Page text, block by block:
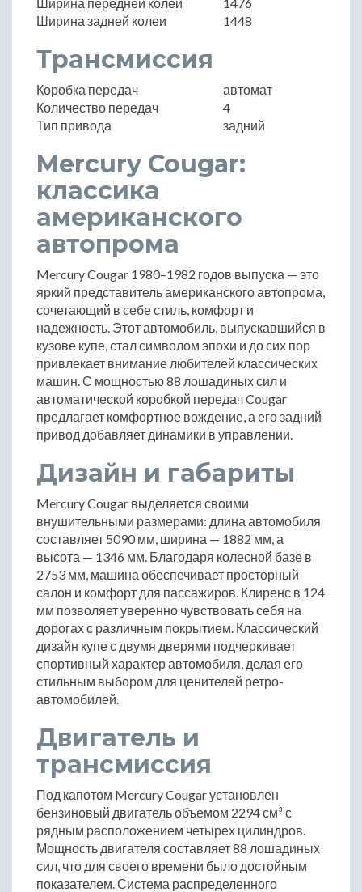
Ширина задней колеи
1448
Трансмиссия
Коробка передач
автомат
Количество передач
4
Тип привода
задний
Mercury Cougar:
классика
американского
автопрома
Mercury Cougar 1980–1982 годов выпуска — это
яркий представитель американского автопрома,
сочетающий в себе стиль, комфорт и
надежность. Этот автомобиль, выпускавшийся в
кузове купе, стал символом эпохи и до сих пор
привлекает внимание любителей классических
машин. С мощностью 88 лошадиных сил и
автоматической коробкой передач Cougar
предлагает комфортное вождение, а его задний
привод добавляет динамики в управлении.
Дизайн и габариты
Mercury Cougar выделяется своими
внушительными размерами: длина автомобиля
составляет 5090 мм, ширина — 1882 мм, а
высота — 1346 мм. Благодаря колесной базе в
2753 мм, машина обеспечивает просторный
салон и комфорт для пассажиров. Клиренс в 124
мм позволяет уверенно чувствовать себя на
дорогах с различным покрытием. Классический
дизайн купе с двумя дверями подчеркивает
спортивный характер автомобиля, делая его
стильным выбором для ценителей ретро-
автомобилей.
Двигатель и
трансмиссия
Под капотом Mercury Cougar установлен
бензиновый двигатель объемом 2294 см³ с
рядным расположением четырех цилиндров.
Мощность двигателя составляет 88 лошадиных
сил, что для своего времени было достойным
показателем. Система распределенного